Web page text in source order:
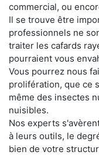
commercial, ou
Il se trouve être
professionnels ne
traiter les cafards
pourraient vous
Vous pourrez nous
prolifération, que ce
même des insectes
nuisibles.
Nos experts
à leurs outils, le
bien de votre